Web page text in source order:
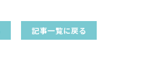
記事一覧に戻る